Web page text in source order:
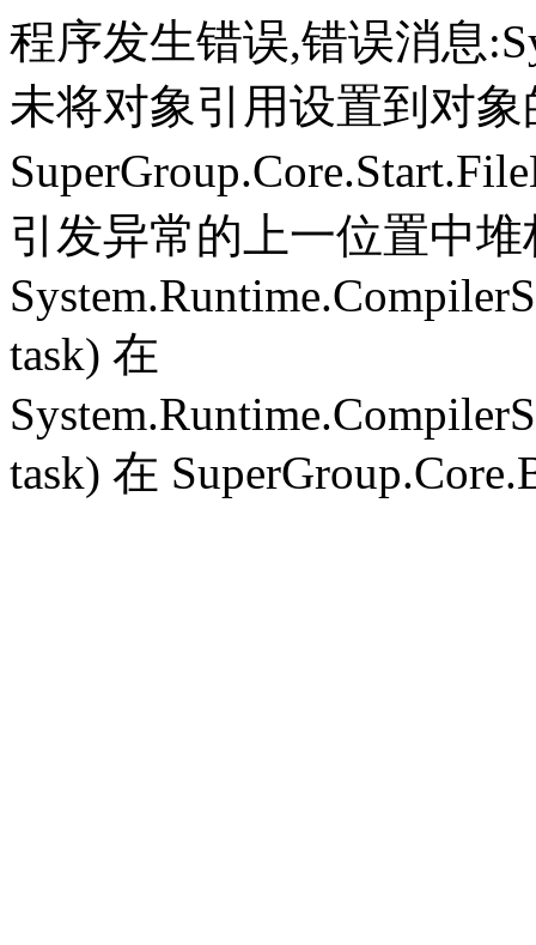
程序发生错误,错误消息
未将对象引用设置到对
引发异常的上一位置中
task) 在
task) 在